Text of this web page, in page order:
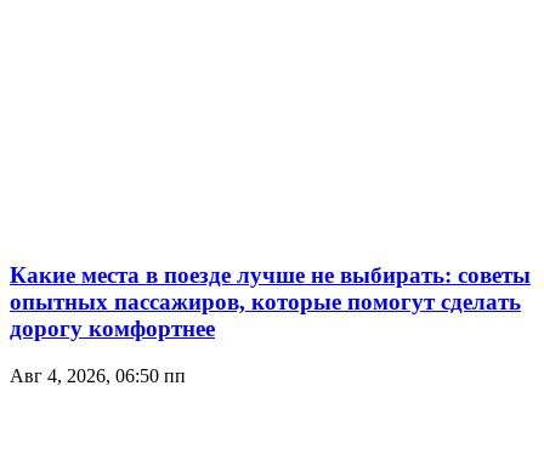
Какие места в поезде лучше не выбирать: советы
опытных пассажиров, которые помогут сделать
дорогу комфортнее
Авг 4, 2026, 06:50 пп